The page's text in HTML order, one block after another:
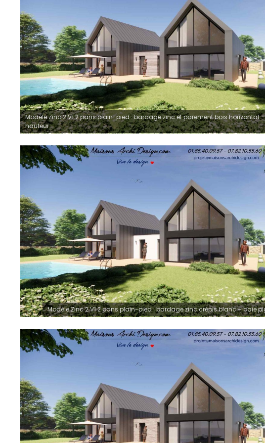
Modèle Zinc 2 V1 2 pans plain-pied : bardage zinc et parement bois horizontal
hauteur
Modèle Zinc 2 V1 2 pans plain-pied : bardage zinc crépis blanc – baie